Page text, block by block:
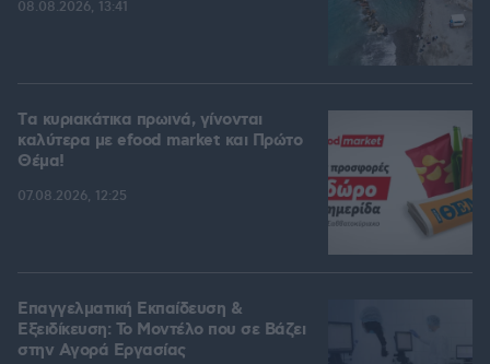
08.08.2026, 13:41
Tα κυριακάτικα πρωινά, γίνονται
καλύτερα με efood market και Πρώτο
Θέμα!
07.08.2026, 12:25
Επαγγελματική Εκπαίδευση &
Εξειδίκευση: Το Mοντέλο που σε Bάζει
στην Aγορά Eργασίας